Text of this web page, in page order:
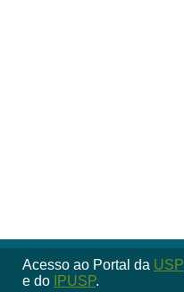
Acesso ao Portal da USP
e do
IPUSP.